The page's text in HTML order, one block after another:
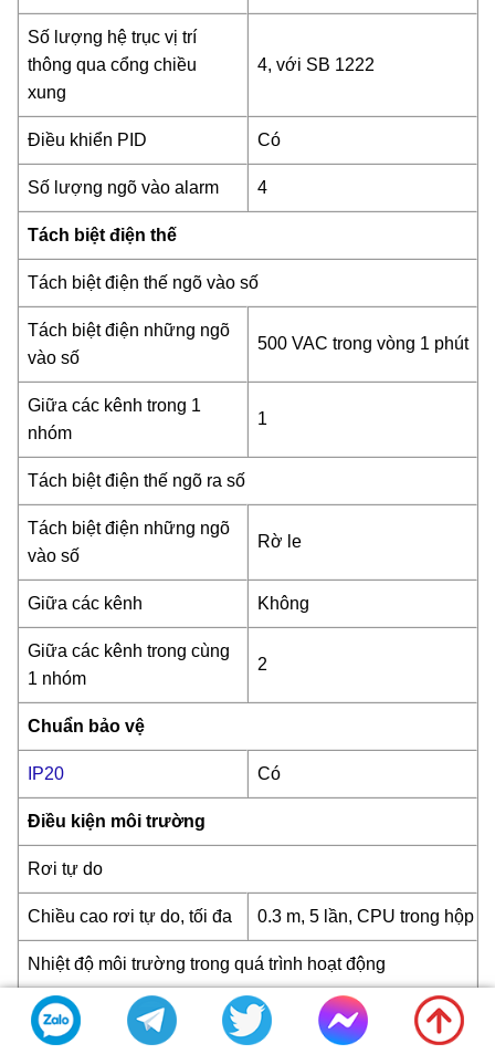
Số lượng hệ trục vị trí
thông qua cổng chiều
xung
4, với SB 1222
Điều khiển PID Có
Số lượng ngõ vào alarm 4
Tách biệt điện thế
Tách biệt điện thế ngõ vào số
Tách biệt điện những ngõ
vào số
500 VAC trong vòng 1 phút
Giữa các kênh trong 1
nhóm
1
Tách biệt điện thế ngõ ra số
Tách biệt điện những ngõ
vào số
Rờ le
Giữa các kênh Không
Giữa các kênh trong cùng
1 nhóm
2
Chuẩn bảo vệ
IP20 Có
Điều kiện môi trường
Rơi tự do
Chiều cao rơi tự do, tối đa 0.3 m, 5 lần, CPU trong hộp
Nhiệt độ môi trường trong quá trình hoạt động
Tối thiểu -20 độ C;